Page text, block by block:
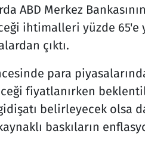
ABD Merkez
ihtimalleri yüzde 65'e
çıktı.
para
fiyatlanırken
belirleyecek olsa
baskıların